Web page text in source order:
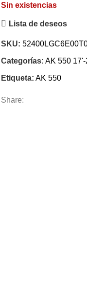
Sin existencias
Lista de deseos
SKU:
Categorías: AK 550
Etiqueta: AK 550
Share: